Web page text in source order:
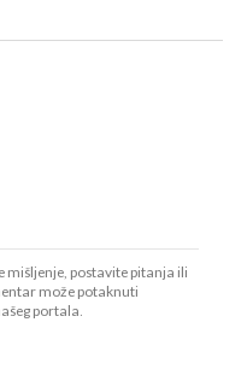
mišljenje, postavite pitanja ili
može potaknuti
portala.